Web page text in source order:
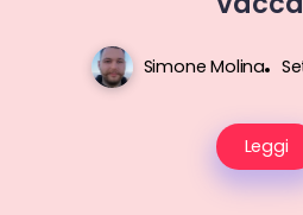
Simone Molina
Leggi